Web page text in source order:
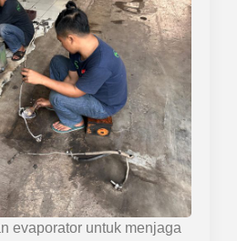
evaporator untuk menjaga